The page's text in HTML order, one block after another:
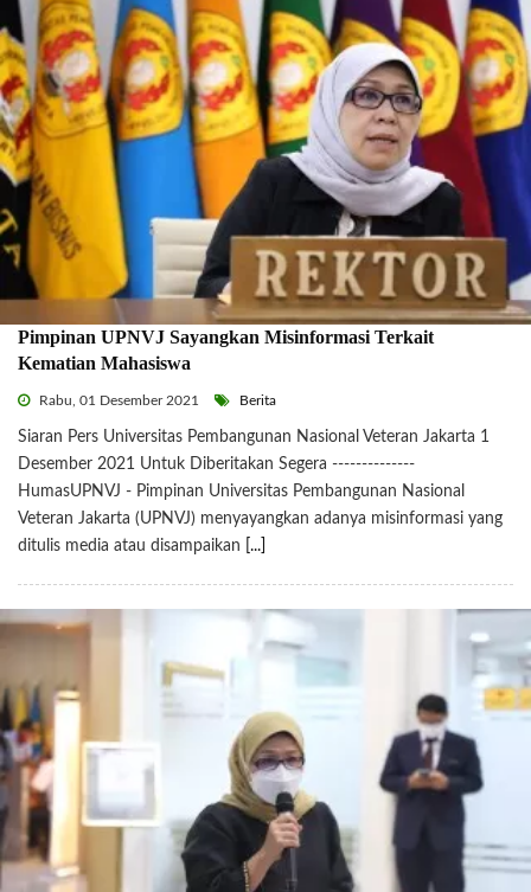
Pimpinan UPNVJ Sayangkan Misinformasi Terkait
Kematian Mahasiswa
Rabu, 01 Desember 2021 Berita
Siaran Pers Universitas Pembangunan Nasional Veteran Jakarta 1
Desember 2021 Untuk Diberitakan Segera --------------
HumasUPNVJ - Pimpinan Universitas Pembangunan Nasional
Veteran Jakarta (UPNVJ) menyayangkan adanya misinformasi yang
ditulis media atau disampaikan
[...]